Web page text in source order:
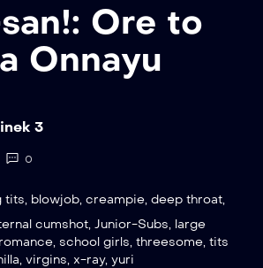
Odcinek 5
Ore to
Onnayu
3
0
tits, blowjob, creampie, deep throat,
cumshot, Junior-Subs, large
romance, school girls, threesome, tits
, virgins, x-ray, yuri